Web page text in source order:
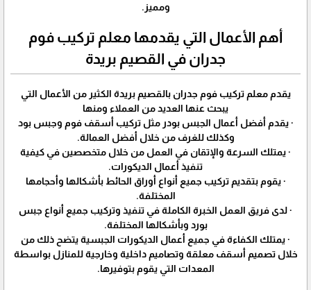
ومميز.
أهم الأعمال التي يقدمها معلم تركيب فوم
جدران في القصيم بريدة
يقدم معلم تركيب فوم جدران بالقصيم بريدة الكثير من الأعمال التي
يبحث عنها العديد من العملاء ومنها
· يقدم أفضل أعمال الجبس بودر مثل تركيب أسقف فوم وجبس بود
وكذلك للغرف من خلال أفضل العمالة.
· يمتلك السرعة والإتقان في العمل من خلال متخصصين في كيفية
تنفيذ أعمال الديكورات.
· يقوم بتقديم تركيب جميع أنواع أوراق الحائط بأشكالها وأحجامها
المختلفة.
· لدى فريق العمل الخبرة الكاملة في تنفيذ وتركيب جميع أنواع جبس
بورد وبأشكالها المختلفة.
· يمتلك الكفاءة في جميع أعمال الديكورات الجبسية يتضح ذلك من
خلال تصميم أسقف معلقة وتصاميم داخلية وخارجية للمنازل بواسطة
المعدات التي يقوم بتوفيرها.